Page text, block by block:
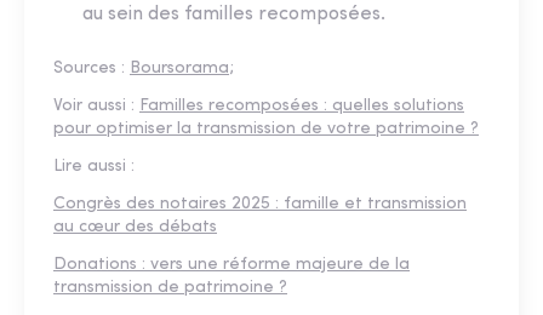
au sein des familles recomposées.
Sources : Boursorama;
Voir aussi : Familles recomposées : quelles solutions
pour optimiser la transmission de votre patrimoine ?
Lire aussi :
Congrès des notaires 2025 : famille et transmission
au cœur des débats
Donations : vers une réforme majeure de la
transmission de patrimoine ?